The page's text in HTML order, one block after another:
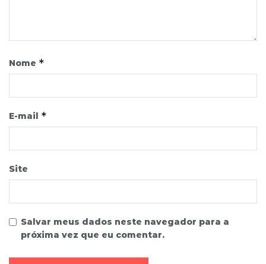
Nome *
E-mail *
Site
Salvar meus dados neste navegador para a
próxima vez que eu comentar.